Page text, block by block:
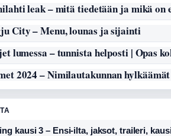
leak – mitä tiedetään ja mikä on
City – Menu, lounas ja sijainti
lumessa – tunnista helposti | Opas
2024 – Nimilautakunnan
kausi 3 – Ensi-ilta, jaksot, traileri,